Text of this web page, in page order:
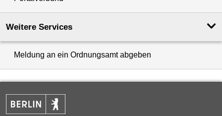
Weitere Services
Meldung an ein Ordnungsamt abgeben